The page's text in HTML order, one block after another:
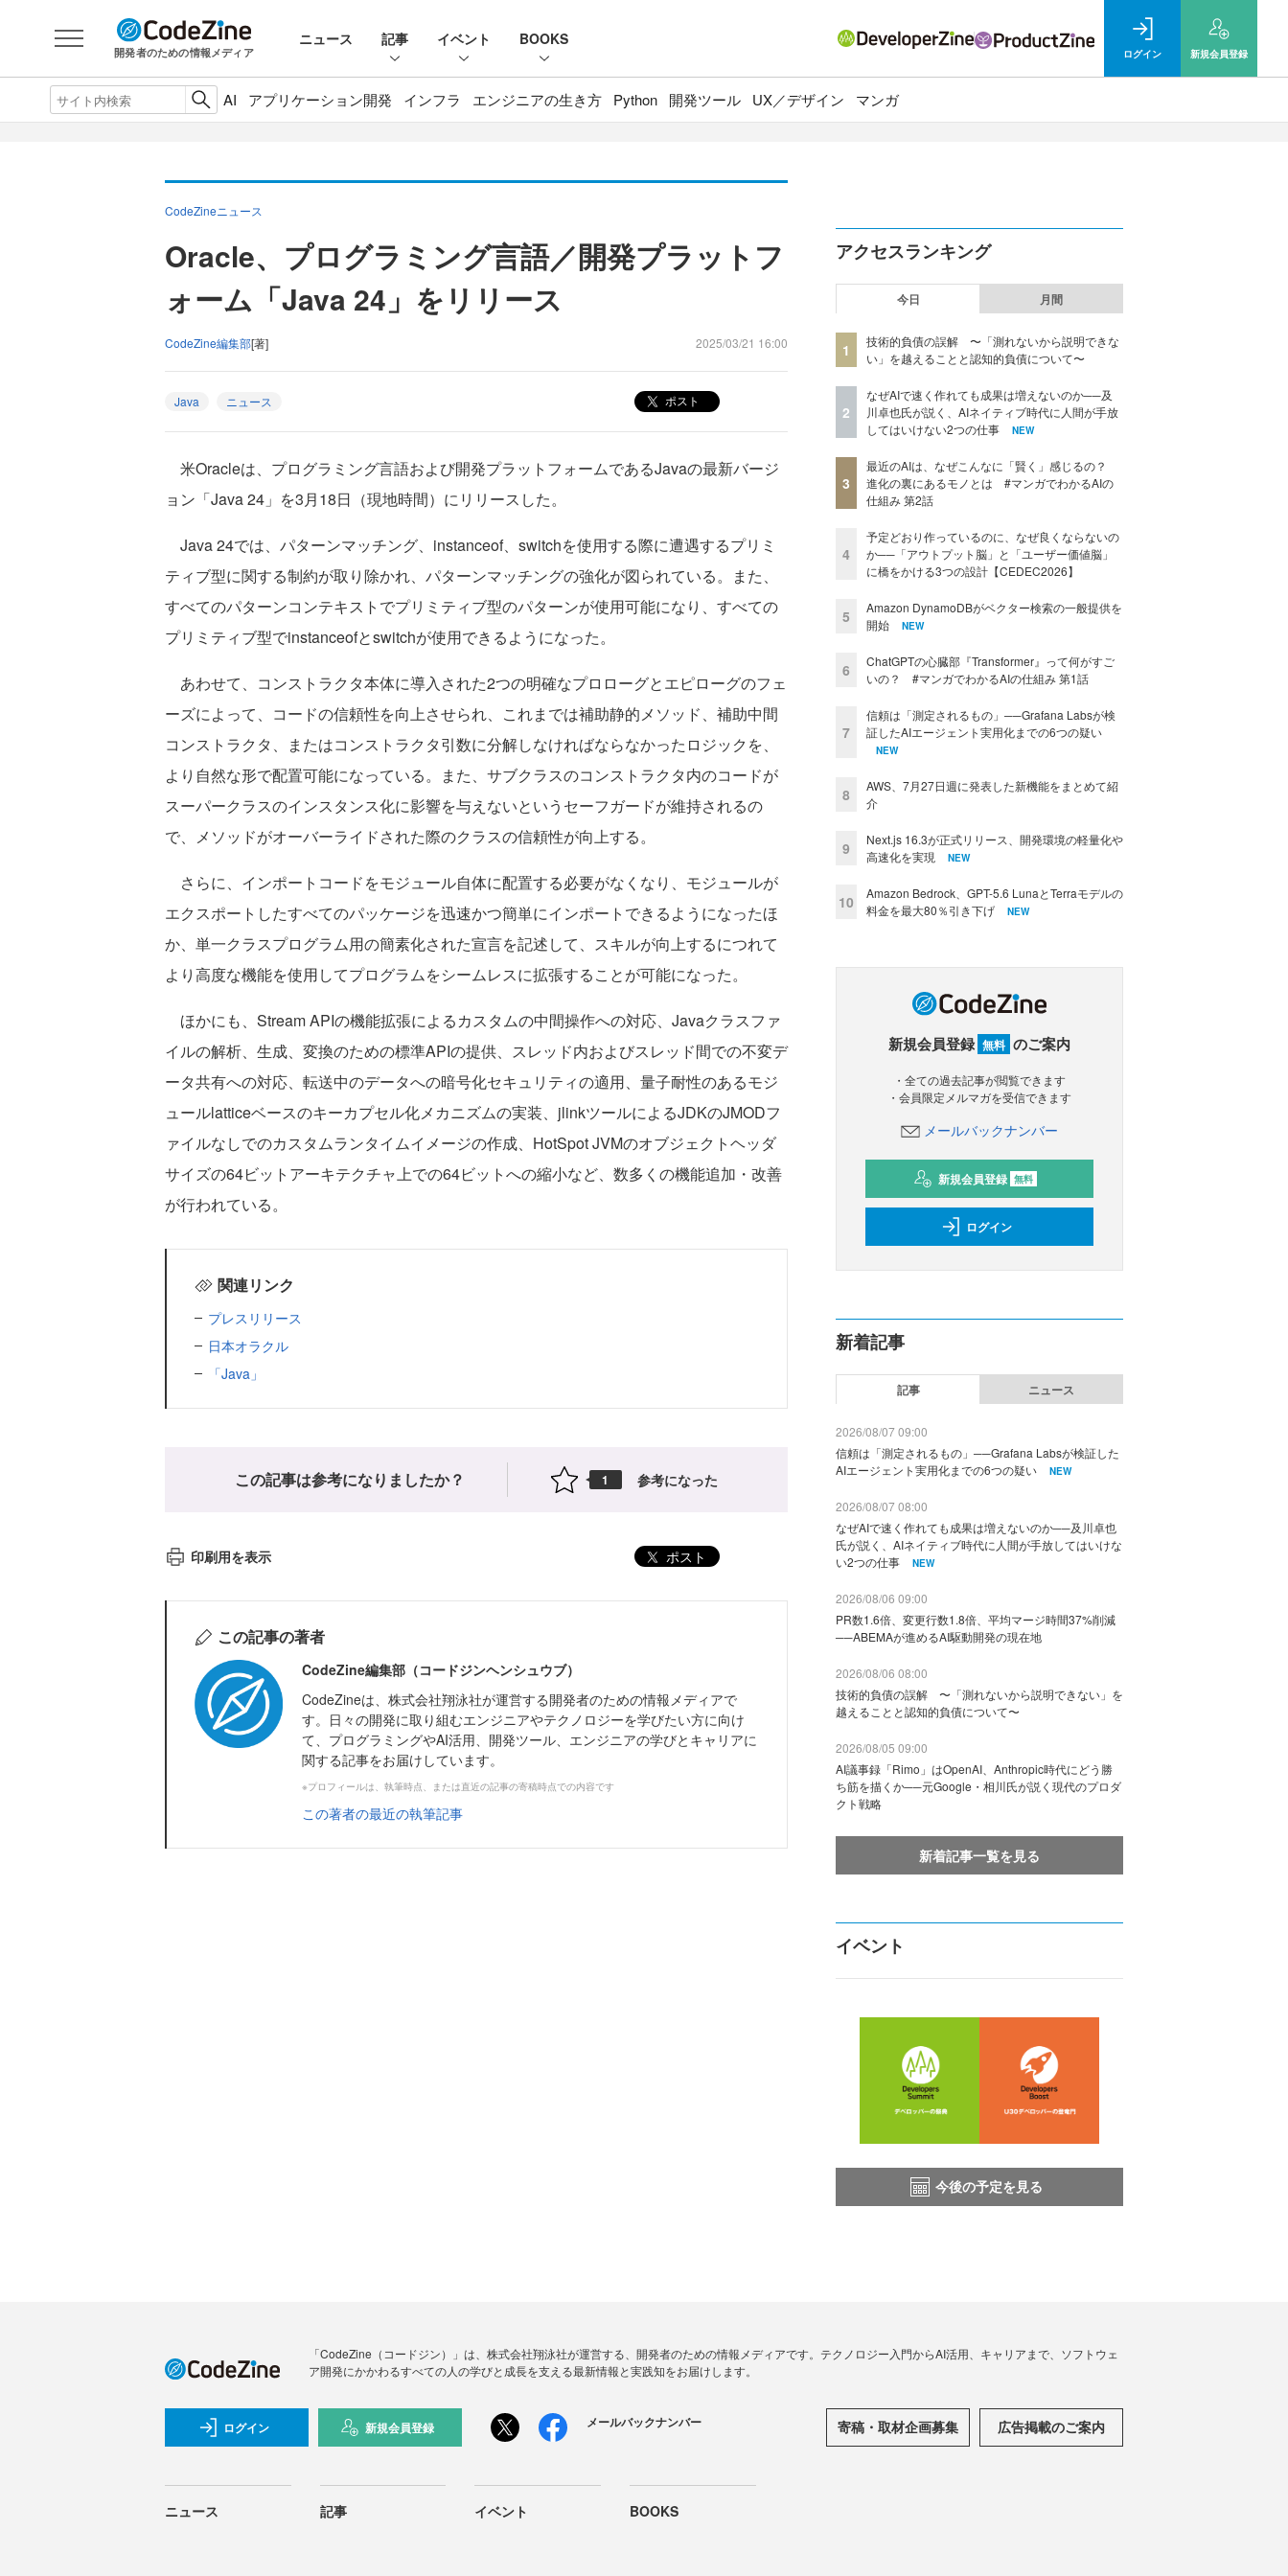
開発者のための情報メディア
ニュース 記事 イベント BOOKS
ログイン 新規会員登録
AI アプリケーション開発 インフラ エンジニアの生き方 Python 開発ツール UX／デザイン マンガ
CodeZineニュース
Oracle、プログラミング言語／開発プラットフ
ォーム「Java 24」をリリース
CodeZine編集部[著] 2025/03/21 16:00
Java ニュース ポスト
米Oracleは、プログラミング言語および開発プラットフォームであるJavaの最新バージ
ョン「Java 24」を3月18日（現地時間）にリリースした。
Java 24では、パターンマッチング、instanceof、switchを使用する際に遭遇するプリミ
ティブ型に関する制約が取り除かれ、パターンマッチングの強化が図られている。また、
すべてのパターンコンテキストでプリミティブ型のパターンが使用可能になり、すべての
プリミティブ型でinstanceofとswitchが使用できるようになった。
あわせて、コンストラクタ本体に導入された2つの明確なプロローグとエピローグのフェ
ーズによって、コードの信頼性を向上させられ、これまでは補助静的メソッド、補助中間
コンストラクタ、またはコンストラクタ引数に分解しなければならなかったロジックを、
より自然な形で配置可能になっている。また、サブクラスのコンストラクタ内のコードが
スーパークラスのインスタンス化に影響を与えないというセーフガードが維持されるの
で、メソッドがオーバーライドされた際のクラスの信頼性が向上する。
さらに、インポートコードをモジュール自体に配置する必要がなくなり、モジュールが
エクスポートしたすべてのパッケージを迅速かつ簡単にインポートできるようになったほ
か、単一クラスプログラム用の簡素化された宣言を記述して、スキルが向上するにつれて
より高度な機能を使用してプログラムをシームレスに拡張することが可能になった。
ほかにも、Stream APIの機能拡張によるカスタムの中間操作への対応、Javaクラスファ
イルの解析、生成、変換のための標準APIの提供、スレッド内およびスレッド間での不変デ
ータ共有への対応、転送中のデータへの暗号化セキュリティの適用、量子耐性のあるモジ
ュールlatticeベースのキーカプセル化メカニズムの実装、jlinkツールによるJDKのJMODフ
ァイルなしでのカスタムランタイムイメージの作成、HotSpot JVMのオブジェクトヘッダ
サイズの64ビットアーキテクチャ上での64ビットへの縮小など、数多くの機能追加・改善
が行われている。
関連リンク
プレスリリース
日本オラクル
「Java」
この記事は参考になりましたか？ 1 参考になった
印刷用を表示 ポスト
この記事の著者
CodeZine編集部（コードジンヘンシュウブ）
CodeZineは、株式会社翔泳社が運営する開発者のための情報メディアで
す。日々の開発に取り組むエンジニアやテクノロジーを学びたい方に向け
て、プログラミングやAI活用、開発ツール、エンジニアの学びとキャリアに
関する記事をお届けしています。
※プロフィールは、執筆時点、または直近の記事の寄稿時点での内容です
この著者の最近の執筆記事
アクセスランキング
今日 月間
1
技術的負債の誤解 〜「測れないから説明できな
い」を越えることと認知的負債について〜
2
なぜAIで速く作れても成果は増えないのか──及
川卓也氏が説く、AIネイティブ時代に人間が手放
してはいけない2つの仕事
NEW
3
最近のAIは、なぜこんなに「賢く」感じるの？
進化の裏にあるモノとは #マンガでわかるAIの
仕組み 第2話
4
予定どおり作っているのに、なぜ良くならないの
か──「アウトプット脳」と「ユーザー価値脳」
に橋をかける3つの設計【CEDEC2026】
5
Amazon DynamoDBがベクター検索の一般提供を
開始
NEW
6
ChatGPTの心臓部『Transformer』って何がすご
いの？ #マンガでわかるAIの仕組み 第1話
7
信頼は「測定されるもの」──Grafana Labsが検
証したAIエージェント実用化までの6つの疑い
NEW
8
AWS、7月27日週に発表した新機能をまとめて紹
介
9
Next.js 16.3が正式リリース、開発環境の軽量化や
高速化を実現
NEW
10
Amazon Bedrock、GPT-5.6 LunaとTerraモデルの
料金を最大80％引き下げ
NEW
新規会員登録 無料 のご案内
・全ての過去記事が閲覧できます
・会員限定メルマガを受信できます
メールバックナンバー
新規会員登録 無料
ログイン
新着記事
記事 ニュース
2026/08/07 09:00
信頼は「測定されるもの」──Grafana Labsが検証した
AIエージェント実用化までの6つの疑い
NEW
2026/08/07 08:00
なぜAIで速く作れても成果は増えないのか──及川卓也
氏が説く、AIネイティブ時代に人間が手放してはいけな
い2つの仕事
NEW
2026/08/06 09:00
PR数1.6倍、変更行数1.8倍、平均マージ時間37%削減
──ABEMAが進めるAI駆動開発の現在地
2026/08/06 08:00
技術的負債の誤解 〜「測れないから説明できない」を
越えることと認知的負債について〜
2026/08/05 09:00
AI議事録「Rimo」はOpenAI、Anthropic時代にどう勝
ち筋を描くか──元Google・相川氏が説く現代のプロダ
クト戦略
新着記事一覧を見る
イベント
今後の予定を見る
「CodeZine（コードジン）」は、株式会社翔泳社が運営する、開発者のための情報メディアです。テクノロジー入門からAI活用、キャリアまで、ソフトウェ
ア開発にかかわるすべての人の学びと成長を支える最新情報と実践知をお届けします。
ログイン 新規会員登録 メールバックナンバー 寄稿・取材企画募集 広告掲載のご案内
ニュース 記事 イベント BOOKS